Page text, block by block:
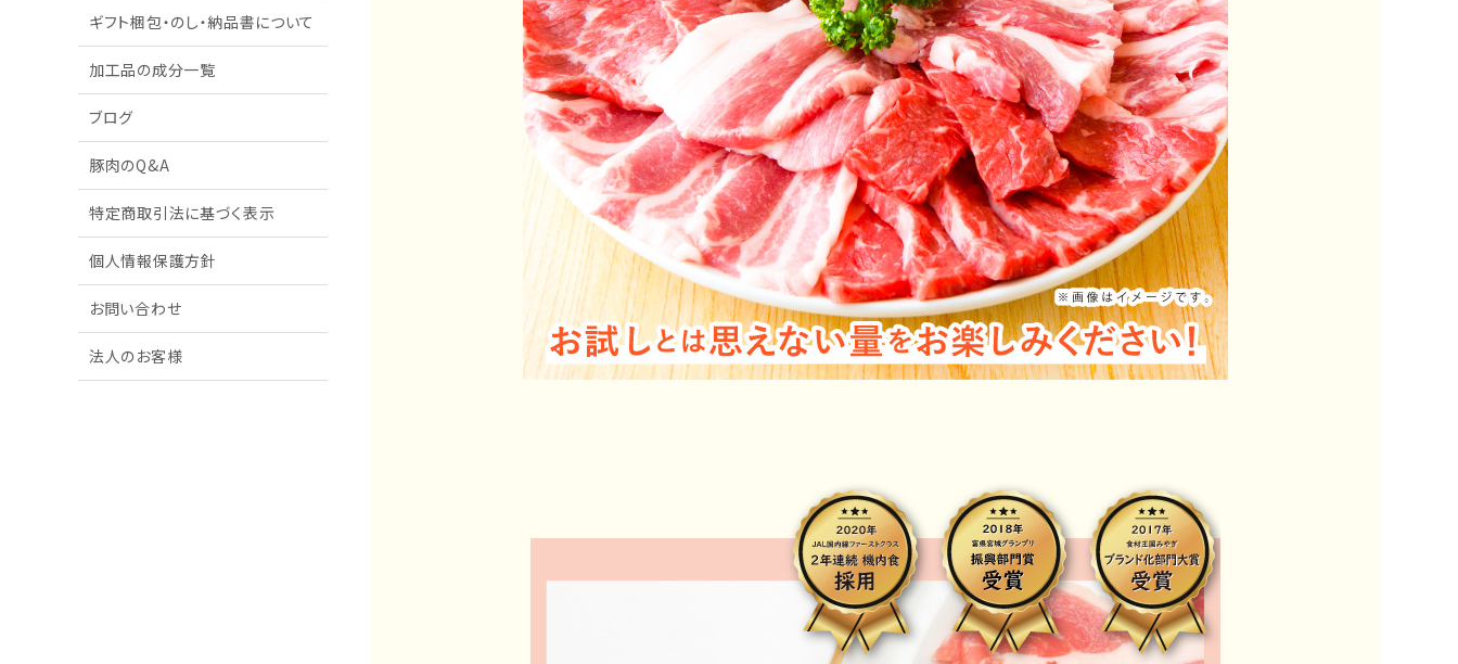
ギフト梱包・のし・納品書について
加工品の成分一覧
ブログ
豚肉のQ&A
特定商取引法に基づく表示
個人情報保護方針
お問い合わせ
法人のお客様